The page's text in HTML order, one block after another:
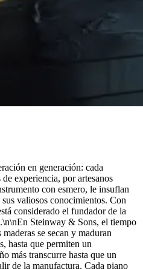
en generación: cada
experiencia, por artesanos
con esmero, le insuflan
valiosos conocimientos. Con
considerado el fundador de la
Steinway ⁠&⁠ Sons, el tiempo
se secan y maduran
hasta que permiten un
más transcurre hasta que un
de la manufactura. Cada piano